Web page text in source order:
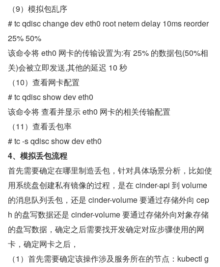
（9）模拟包乱序
# tc qdisc change dev eth0 root netem delay 10ms reorder
25% 50%
该命令将 eth0 网卡的传输设置为:有 25% 的数据包(50%相
关)会被立即发送,其他的延迟 10 秒
（10）查看网卡配置
# tc qdisc show dev eth0
该命令将 查看并显示 eth0 网卡的相关传输配置
（11）查看丢包率
# tc -s qdisc show dev eth0
4、模拟丢包流程
首先需要确定在哪里制造丢包，针对具体场景分析，比如使
用系统盘创建私有镜像的过程，是在 cinder-api 到 volume
的消息队列丢包，还是 cinder-volume 要通过存储外向 cep
h 的盘写数据还是 cinder-volume 要通过存储外向对象存储
的盘写数据，确定之后需要找开发确定对应步骤使用的网
卡，确定网卡之后，
（1）首先需要确定该操作涉及服务所在的节点：kubectl g